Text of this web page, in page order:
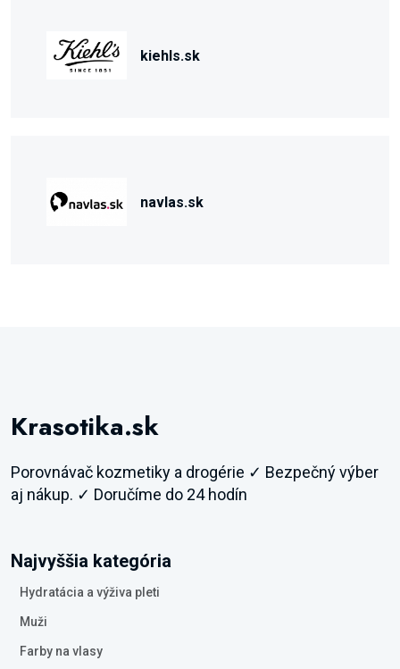
kiehls.sk
navlas.sk
Krasotika.sk
Porovnávač kozmetiky a drogérie ✓ Bezpečný výber
aj nákup. ✓ Doručíme do 24 hodín
Najvyššia kategória
Hydratácia a výživa pleti
Muži
Farby na vlasy